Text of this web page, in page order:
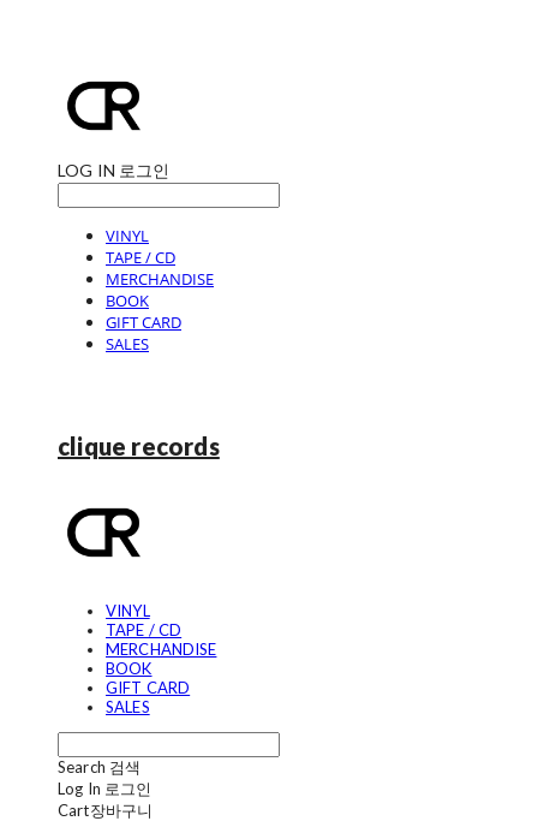
LOG IN 로그인
VINYL
TAPE / CD
MERCHANDISE
BOOK
GIFT CARD
SALES
clique records
VINYL
TAPE / CD
MERCHANDISE
BOOK
GIFT CARD
SALES
Search 검색
Log In 로그인
Cart장바구니